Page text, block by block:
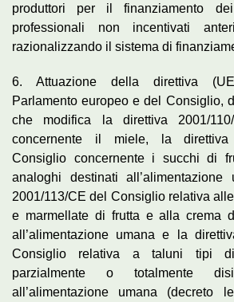
produttori per il finanziamento
professionali non incentivati
razionalizzando il sistema di
6. Attuazione della direttiva
Parlamento europeo e del Consiglio,
che modifica la direttiva 2001/
concernente il miele, la direttiva
Consiglio concernente i succhi di
analoghi destinati all’alimentazione
2001/113/CE del Consiglio relativa
e marmellate di frutta e alla crema
all’alimentazione umana e la
Consiglio relativa a taluni tipi
parzialmente o totalmente
all’alimentazione umana (decreto